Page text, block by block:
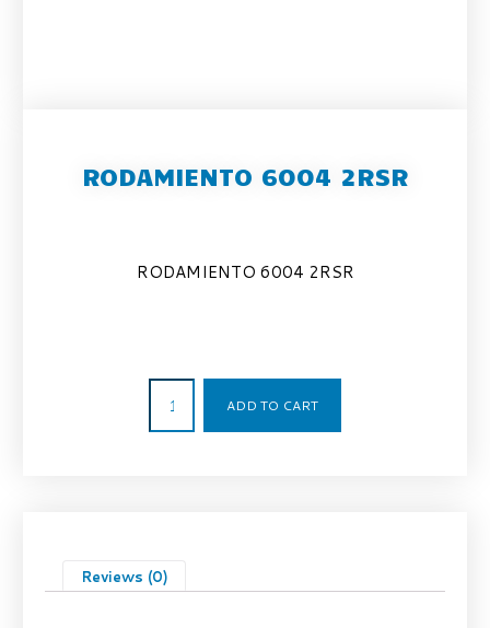
RODAMIENTO 6004 2RSR
RODAMIENTO 6004 2RSR
ADD TO CART
Reviews (0)